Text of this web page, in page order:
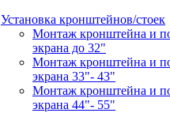
Установка кронштейнов/стоек
Монтаж кронштейна и
экрана до 32"
Монтаж кронштейна и
экрана 33"- 43"
Монтаж кронштейна и
экрана 44"- 55"